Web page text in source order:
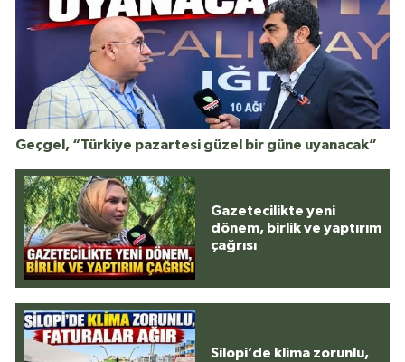
Geçgel, “Türkiye pazartesi güzel bir güne uyanacak”
Gazetecilikte yeni
dönem, birlik ve yaptırım
çağrısı
Silopi’de klima zorunlu,